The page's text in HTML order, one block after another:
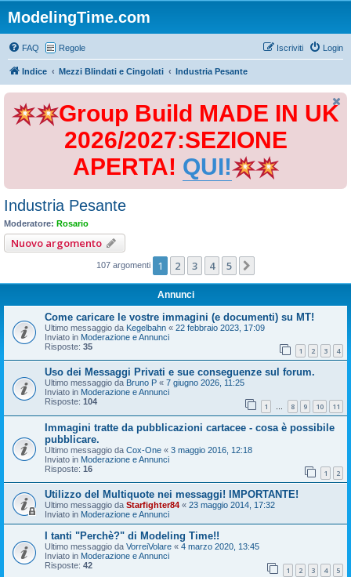
ModelingTime.com
FAQ Regole Login
Iscriviti
Indice Mezzi Blindati e Cingolati Industria Pesante
Group Build MADE IN UK
2026/2027:SEZIONE
APERTA! QUI!
Industria Pesante
Moderatore: Rosario
Nuovo argomento
107 argomenti 1 2 3 4 5
Annunci
Come caricare le vostre immagini (e documenti) su MT!
Ultimo messaggio da Kegelbahn « 22 febbraio 2023, 17:09
Inviato in Moderazione e Annunci
Risposte: 35 1 2 3 4
Uso dei Messaggi Privati e sue conseguenze sul forum.
Ultimo messaggio da Bruno P « 7 giugno 2026, 11:25
Inviato in Moderazione e Annunci
Risposte: 104 1 … 8 9 10 11
Immagini tratte da pubblicazioni cartacee - cosa è possibile
pubblicare.
Ultimo messaggio da Cox-One « 3 maggio 2016, 12:18
Inviato in Moderazione e Annunci
Risposte: 16 1 2
Utilizzo del Multiquote nei messaggi! IMPORTANTE!
Ultimo messaggio da Starfighter84 « 23 maggio 2014, 17:32
Inviato in Moderazione e Annunci
I tanti "Perchè?" di Modeling Time!!
Ultimo messaggio da VorreiVolare « 4 marzo 2020, 13:45
Inviato in Moderazione e Annunci
Risposte: 42 1 2 3 4 5